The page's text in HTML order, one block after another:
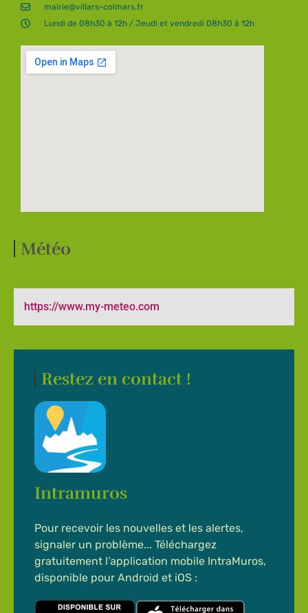
mairie@villars-colmars.fr
Lundi de 08h30 à 12h / Jeudi et vendredi 08h30 à 12h
Météo
https://www.my-meteo.com
Restez en contact !
Intramuros
Pour recevoir les nouvelles et les alertes,
signaler un problème... Téléchargez
gratuitement l’application mobile IntraMuros,
disponible pour Android et iOS :